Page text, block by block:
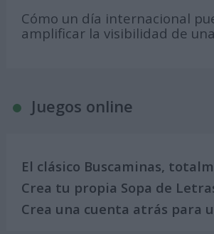
Cómo un día internacional
amplificar la visibilidad de
Juegos online
El clásico Buscaminas,
Crea tu propia Sopa de
Crea una cuenta atrás para